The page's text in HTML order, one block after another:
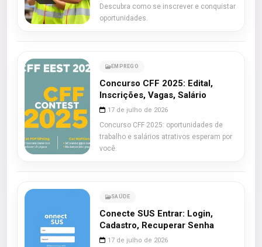
Descubra como se inscrever e conquistar
oportunidades.
EMPREGO
Concurso CFF 2025: Edital,
Inscrições, Vagas, Salário
17 de julho de 2026
Concurso CFF 2025: oportunidades de
trabalho e salários atrativos esperam por
você.
SAÚDE
Conecte SUS Entrar: Login,
Cadastro, Recuperar Senha
17 de julho de 2026